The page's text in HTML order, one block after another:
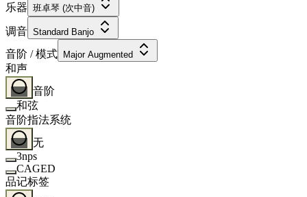
乐器 班卓琴 (次中音)
调音 Standard Banjo
音阶 / 模式 Major Augmented
和声
音阶
和弦
音阶指法系统
无
3nps
CAGED
品记标签